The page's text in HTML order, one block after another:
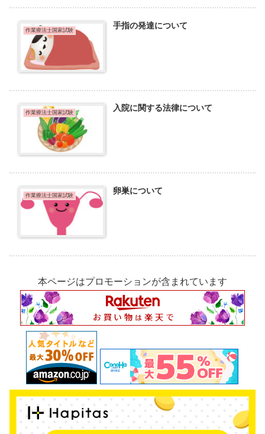
作業療法士国家試験 手指の発達について
作業療法士国家試験 入院に関する法律について
作業療法士国家試験 卵巣について
本ページはプロモーションが含まれています